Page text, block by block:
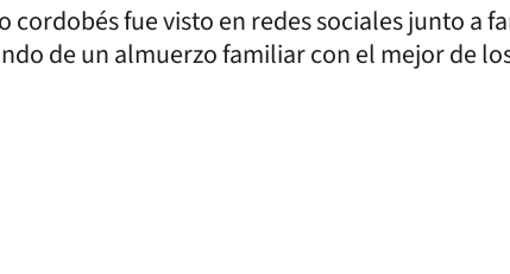
cordobés fue visto en redes sociales junto a
de un almuerzo familiar con el mejor de